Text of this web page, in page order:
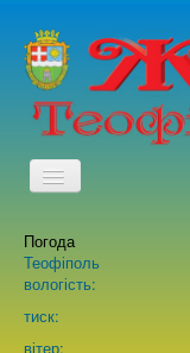
Погода
Теофіполь
вологість:
тиск:
вітер: